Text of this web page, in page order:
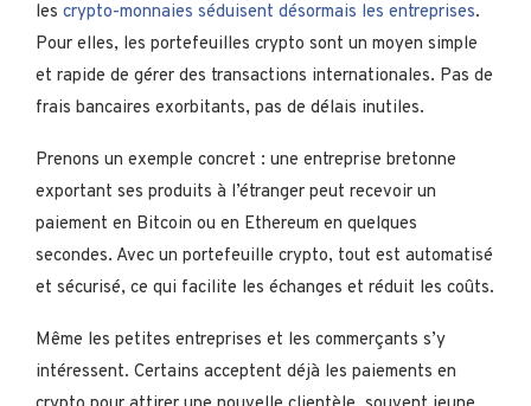
les crypto-monnaies séduisent désormais les entreprises.
Pour elles, les portefeuilles crypto sont un moyen simple
et rapide de gérer des transactions internationales. Pas de
frais bancaires exorbitants, pas de délais inutiles.
Prenons un exemple concret : une entreprise bretonne
exportant ses produits à l’étranger peut recevoir un
paiement en Bitcoin ou en Ethereum en quelques
secondes. Avec un portefeuille crypto, tout est automatisé
et sécurisé, ce qui facilite les échanges et réduit les coûts.
Même les petites entreprises et les commerçants s’y
intéressent. Certains acceptent déjà les paiements en